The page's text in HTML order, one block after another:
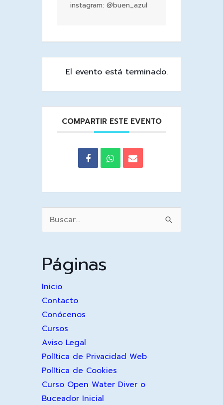
instagram: @buen_azul
El evento está terminado.
COMPARTIR ESTE EVENTO
Buscar
por:
Páginas
Inicio
Contacto
Conócenos
Cursos
Aviso Legal
Política de Privacidad Web
Política de Cookies
Curso Open Water Diver o
Buceador Inicial